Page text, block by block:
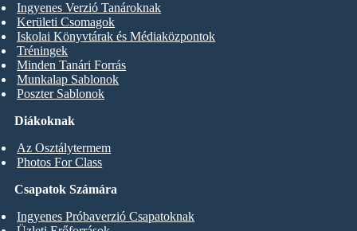
Diákoknak
Az Osztálytermem
Photos For Class
Ingyenes Verzió Tanároknak
Kerületi Csomagok
Iskolai Könyvtárak és Médiaközpontok
Tréningek
Minden Tanári Forrás
Munkalap Sablonok
Poszter Sablonok
Csapatok Számára
Ingyenes Próbaverzió Csapatoknak